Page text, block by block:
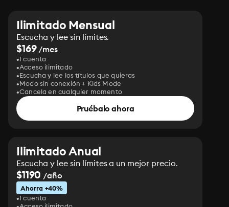
Ilimitado Mensual
Escucha y lee sin límites.
$169/mes
1 cuenta
Acceso ilimitado
Escucha y lee los títulos que quieras
Modo sin conexión + Kids Mode
Cancela en cualquier momento
Pruébalo ahora
Ilimitado Anual
Escucha y lee sin límites a un mejor precio.
$1190 /año
Ahorra +40%
1 cuenta